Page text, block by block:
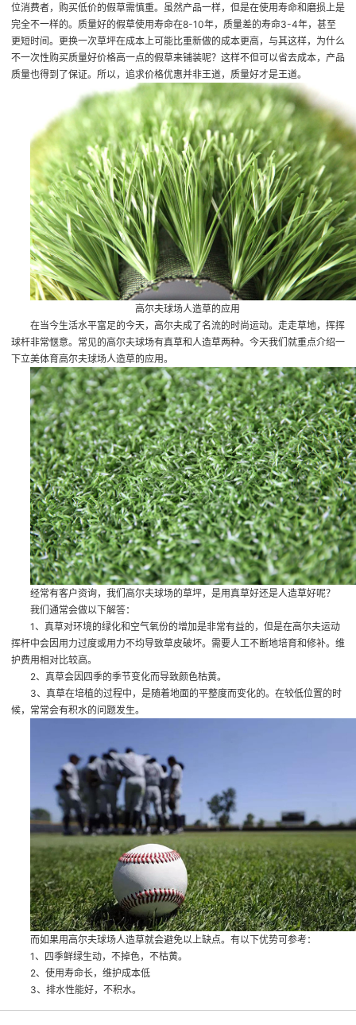
位消费者，购买低价的假草需慎重。虽然产品一样，但是在使用寿命和磨损上是
完全不一样的。质量好的假草使用寿命在8-10年，质量差的寿命3-4年，甚至
更短时间。更换一次草坪在成本上可能比重新做的成本更高，与其这样，为什么
不一次性购买质量好价格高一点的假草来铺装呢？这样不但可以省去成本，产品
质量也得到了保证。所以，追求价格优惠并非王道，质量好才是王道。
高尔夫球场人造草的应用
在当今生活水平富足的今天，高尔夫成了名流的时尚运动。走走草地，挥挥
球杆非常惬意。常见的高尔夫球场有真草和人造草两种。今天我们就重点介绍一
下立美体育高尔夫球场人造草的应用。
经常有客户资询，我们高尔夫球场的草坪，是用真草好还是人造草好呢？
我们通常会做以下解答：
1、真草对环境的绿化和空气氧份的增加是非常有益的，但是在高尔夫运动
挥杆中会因用力过度或用力不均导致草皮破坏。需要人工不断地培育和修补。维
护费用相对比较高。
2、真草会因四季的季节变化而导致颜色枯黄。
3、真草在培植的过程中，是随着地面的平整度而变化的。在较低位置的时
候，常常会有积水的问题发生。
而如果用高尔夫球场人造草就会避免以上缺点。有以下优势可参考：
1、四季鲜绿生动，不掉色，不枯黄。
2、使用寿命长，维护成本低
3、排水性能好，不积水。